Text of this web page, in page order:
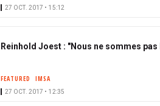
27 OCT. 2017 • 15:12
Reinhold Joest : "Nous ne sommes
FEATURED IMSA
27 OCT. 2017 • 12:35